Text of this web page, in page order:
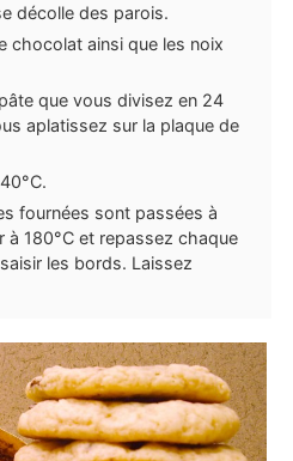
décolle des parois.
chocolat ainsi que les noix
que vous divisez en 24
aplatissez sur la plaque de
fournées sont passées à
à 180°C et repassez chaque
les bords. Laissez